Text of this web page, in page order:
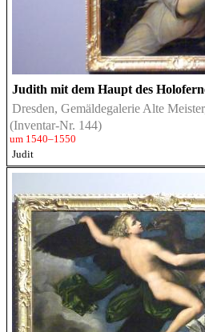
Judith mit dem Haupt des
Dresden, Gemäldegalerie Alte
(Inventar-Nr. 144)
um 1540–1550
Judit